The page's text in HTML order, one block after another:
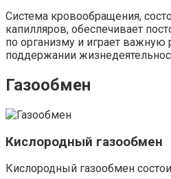
Система кровообращения,
капилляров, обеспечивает
по организму и играет
поддержании
Газообмен
Кислородный газообмен
Кислородный газообмен